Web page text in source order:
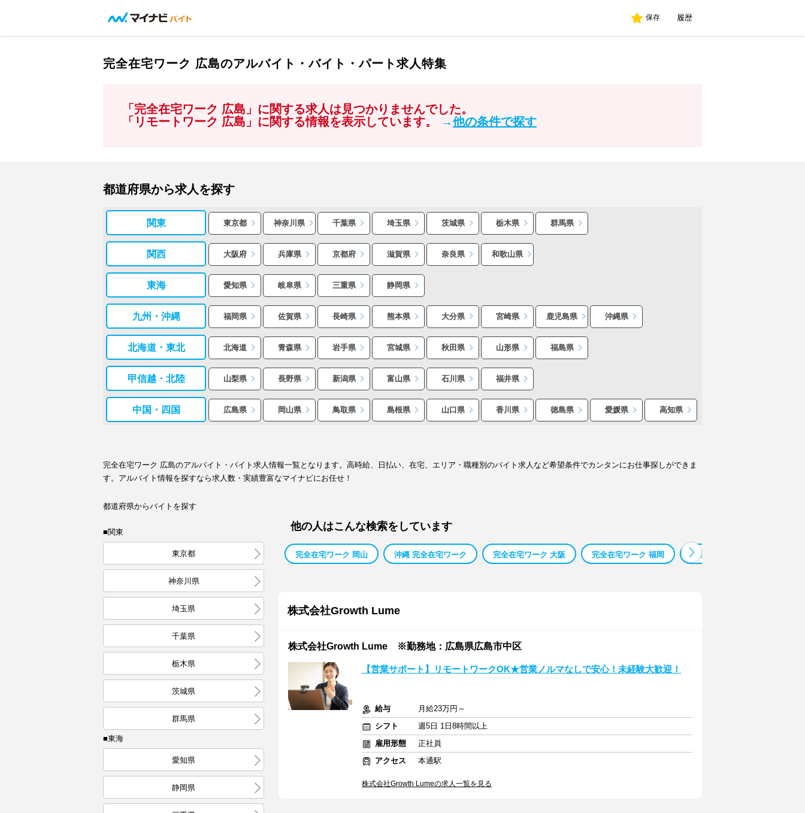
保存 履歴
完全在宅ワーク 広島のアルバイト・バイト・パート求人特集
「完全在宅ワーク 広島」に関する求人は見つかりませんでした。
「リモートワーク 広島」に関する情報を表示しています。
→他の条件で探す
都道府県から求人を探す
関東 東京都 神奈川県 千葉県 埼玉県 茨城県 栃木県 群馬県
関西 大阪府 兵庫県 京都府 滋賀県 奈良県 和歌山県
東海 愛知県 岐阜県 三重県 静岡県
九州・沖縄 福岡県 佐賀県 長崎県 熊本県 大分県 宮崎県 鹿児島県 沖縄県
北海道・東北 北海道 青森県 岩手県 宮城県 秋田県 山形県 福島県
甲信越・北陸 山梨県 長野県 新潟県 富山県 石川県 福井県
中国・四国 広島県 岡山県 鳥取県 島根県 山口県 香川県 徳島県 愛媛県 高知県
完全在宅ワーク 広島のアルバイト・バイト求人情報一覧となります。高時給、日払い、在宅、エリア・職種別のバイト求人など希望条件でカンタンにお仕事探しができま
す。アルバイト情報を探すなら求人数・実績豊富なマイナビにお任せ！
都道府県からバイトを探す
■関東
東京都
神奈川県
埼玉県
千葉県
栃木県
茨城県
群馬県
■東海
愛知県
静岡県
他の人はこんな検索をしています
完全在宅ワーク 岡山 沖縄 完全在宅ワーク 完全在宅ワーク 大阪 完全在宅ワーク 福岡 完全在宅ワーク 副業
株式会社Growth Lume
株式会社Growth Lume ※勤務地：広島県広島市中区
【営業サポート】リモートワークOK★営業ノルマなしで安心！未経験大歓迎！
給与
月給23万円～
シフト
週5日 1日8時間以上
雇用形態
正社員
アクセス
本通駅
株式会社Growth Lumeの求人一覧を見る